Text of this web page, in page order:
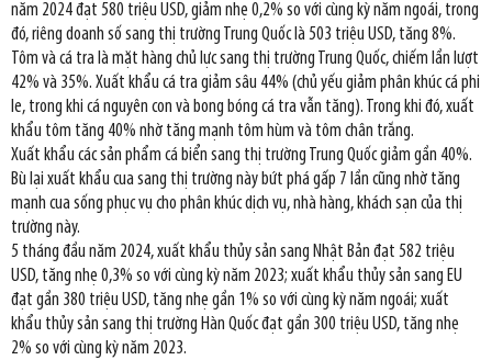
năm 2024 đạt 580 triệu USD, giảm nhẹ 0,2% so với cùng kỳ năm ngoái, trong
đó, riêng doanh số sang thị trường Trung Quốc là 503 triệu USD, tăng 8%.
Tôm và cá tra là mặt hàng chủ lực sang thị trường Trung Quốc, chiếm lần lượt
42% và 35%. Xuất khẩu cá tra giảm sâu 44% (chủ yếu giảm phân khúc cá phi
le, trong khi cá nguyên con và bong bóng cá tra vẫn tăng). Trong khi đó, xuất
khẩu tôm tăng 40% nhờ tăng mạnh tôm hùm và tôm chân trắng.
Xuất khẩu các sản phẩm cá biển sang thị trường Trung Quốc giảm gần 40%.
Bù lại xuất khẩu cua sang thị trường này bứt phá gấp 7 lần cũng nhờ tăng
mạnh cua sống phục vụ cho phân khúc dịch vụ, nhà hàng, khách sạn của thị
trường này.
5 tháng đầu năm 2024, xuất khẩu thủy sản sang Nhật Bản đạt 582 triệu
USD, tăng nhẹ 0,3% so với cùng kỳ năm 2023; xuất khẩu thủy sản sang EU
đạt gần 380 triệu USD, tăng nhẹ gần 1% so với cùng kỳ năm ngoái; xuất
khẩu thủy sản sang thị trường Hàn Quốc đạt gần 300 triệu USD, tăng nhẹ
2% so với cùng kỳ năm 2023.